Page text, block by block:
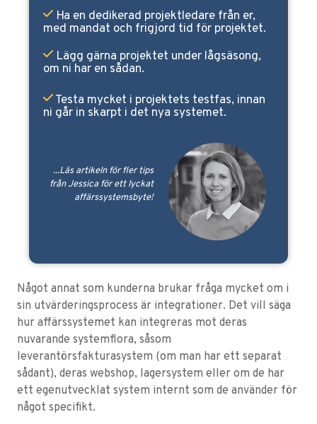
Ha en dedikerad projektledare från er,
med mandat och frigjord tid för projektet.
Lägg gärna projektet under lågsäsong,
om ni har en sådan.
Testa mycket i projektets testfas, innan
ni går in skarpt i det nya systemet.
...Läs artikeln för fler tips
från Jessica för ett lyckat
affärssystemsbyte!
Något annat som kunderna brukar fråga mycket om i
sin utvärderingsprocess är integrationer. Det vill säga
hur affärssystemet kan integreras mot deras
nuvarande systemflora, såsom
leverantörsfakturasystem (om man har ett separat
sådant), deras webshop, lagersystem eller om de har
ett egenutvecklat system internt som de använder för
något specifikt.